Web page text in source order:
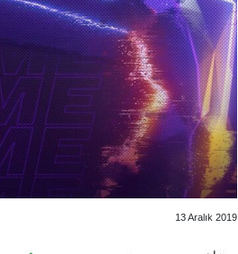
13 Aralık 2019